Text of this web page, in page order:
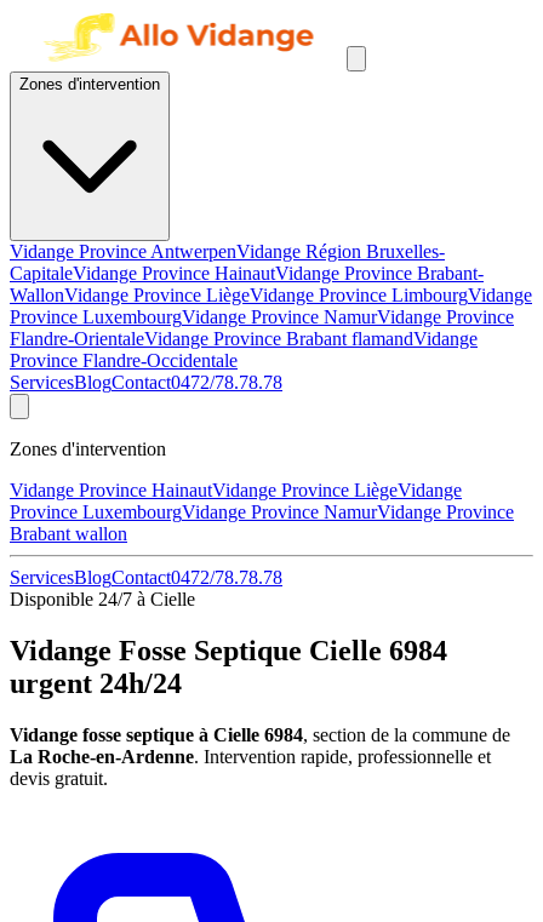
Zones d'intervention
Vidange Province AntwerpenVidange Région Bruxelles-
CapitaleVidange Province HainautVidange Province Brabant-
WallonVidange Province LiègeVidange Province LimbourgVidange
Province LuxembourgVidange Province NamurVidange Province
Flandre-OrientaleVidange Province Brabant flamandVidange
Province Flandre-Occidentale
ServicesBlogContact0472/78.78.78
Zones d'intervention
Vidange Province HainautVidange Province LiègeVidange
Province LuxembourgVidange Province NamurVidange Province
Brabant wallon
ServicesBlogContact0472/78.78.78
Disponible 24/7 à Cielle
Vidange Fosse Septique Cielle 6984
urgent 24h/24
Vidange fosse septique à Cielle 6984, section de la commune de
La Roche-en-Ardenne. Intervention rapide, professionnelle et
devis gratuit.